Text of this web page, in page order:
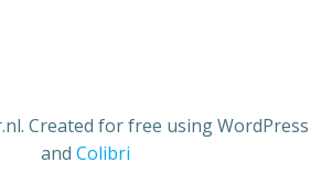
Created for free using WordPress
and Colibri